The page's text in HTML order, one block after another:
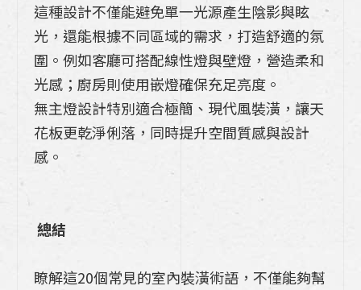
這種設計不僅能避免單一光源產生陰影與眩
光，還能根據不同區域的需求，打造舒適的氛
圍。例如客廳可搭配線性燈與壁燈，營造柔和
光感；廚房則使用嵌燈確保充足亮度。
無主燈設計特別適合極簡、現代風裝潢，讓天
花板更乾淨俐落，同時提升空間質感與設計
感。
總結
瞭解這20個常見的室內裝潢術語，不僅能夠幫